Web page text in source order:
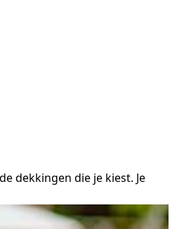
dekkingen die je kiest. Je